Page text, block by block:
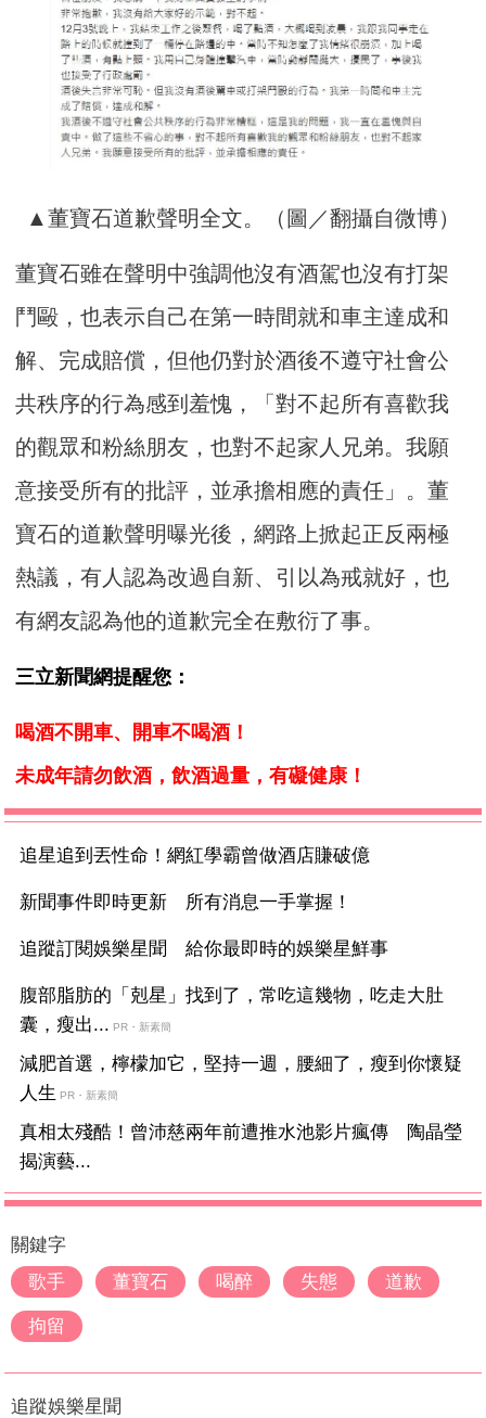
▲董寶石道歉聲明全文。（圖／翻攝自微博）
董寶石雖在聲明中強調他沒有酒駕也沒有打架
鬥毆，也表示自己在第一時間就和車主達成和
解、完成賠償，但他仍對於酒後不遵守社會公
共秩序的行為感到羞愧，「對不起所有喜歡我
的觀眾和粉絲朋友，也對不起家人兄弟。我願
意接受所有的批評，並承擔相應的責任」。董
寶石的道歉聲明曝光後，網路上掀起正反兩極
熱議，有人認為改過自新、引以為戒就好，也
有網友認為他的道歉完全在敷衍了事。
三立新聞網提醒您：
喝酒不開車、開車不喝酒！
未成年請勿飲酒，飲酒過量，有礙健康！
追星追到丟性命！網紅學霸曾做酒店賺破億
新聞事件即時更新 所有消息一手掌握！
追蹤訂閱娛樂星聞 給你最即時的娛樂星鮮事
腹部脂肪的「剋星」找到了，常吃這幾物，吃走大肚
囊，瘦出... PR・新素簡
減肥首選，檸檬加它，堅持一週，腰細了，瘦到你懷疑
人生 PR・新素簡
真相太殘酷！曾沛慈兩年前遭推水池影片瘋傳 陶晶瑩
揭演藝...
關鍵字
歌手
董寶石 喝醉 失態 道歉
拘留
追蹤娛樂星聞